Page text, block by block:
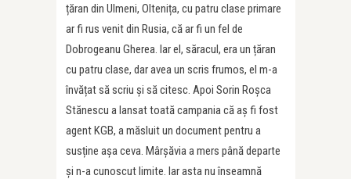
țăran din Ulmeni, Oltenița, cu patru clase primare
ar fi rus venit din Rusia, că ar fi un fel de
Dobrogeanu Gherea. Iar el, săracul, era un țăran
cu patru clase, dar avea un scris frumos, el m-a
învățat să scriu și să citesc. Apoi Sorin Roșca
Stănescu a lansat toată campania că aș fi fost
agent KGB, a măsluit un document pentru a
susține așa ceva. Mârșăvia a mers până departe
și n-a cunoscut limite. Iar asta nu înseamnă